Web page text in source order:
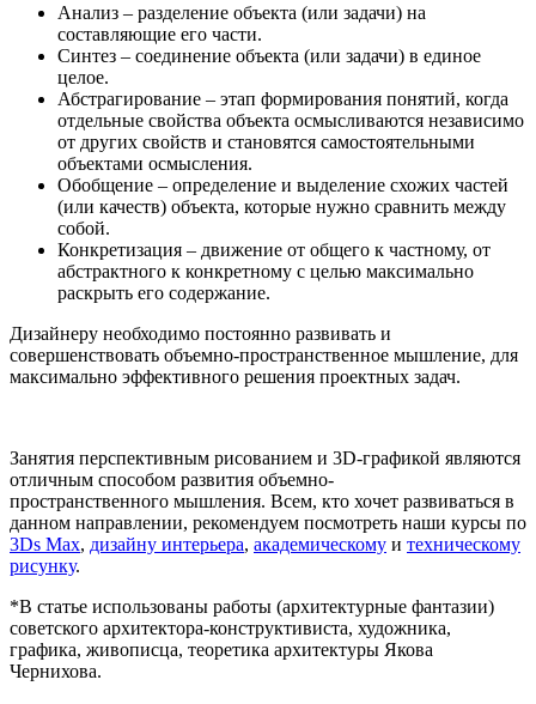
Анализ – разделение объекта (или задачи) на
составляющие его части.
Синтез – соединение объекта (или задачи) в единое
целое.
Абстрагирование – этап формирования понятий, когда
отдельные свойства объекта осмысливаются независимо
от других свойств и становятся самостоятельными
объектами осмысления.
Обобщение – определение и выделение схожих частей
(или качеств) объекта, которые нужно сравнить между
собой.
Конкретизация – движение от общего к частному, от
абстрактного к конкретному с целью максимально
раскрыть его содержание.
Дизайнеру необходимо постоянно развивать и
совершенствовать объемно-пространственное мышление, для
максимально эффективного решения проектных задач.
Занятия перспективным рисованием и 3D-графикой являются
отличным способом развития объемно-
пространственного мышления. Всем, кто хочет развиваться в
данном направлении, рекомендуем посмотреть наши курсы по
3Ds Max, дизайну интерьера, академическому и техническому
рисунку.
*В статье использованы работы (архитектурные фантазии)
советского архитектора-конструктивиста, художника,
графика, живописца, теоретика архитектуры Якова
Чернихова.